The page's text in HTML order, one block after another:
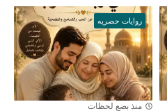
روايات حصريه
منذ بضع لحظات